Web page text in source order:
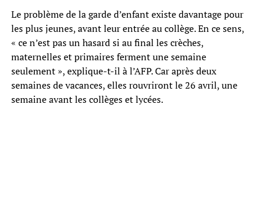
Le problème de la garde d’enfant existe davantage pour
les plus jeunes, avant leur entrée au collège. En ce sens,
« ce n’est pas un hasard si au final les crèches,
maternelles et primaires ferment une semaine
seulement », explique-t-il à l’AFP. Car après deux
semaines de vacances, elles rouvriront le 26 avril, une
semaine avant les collèges et lycées.